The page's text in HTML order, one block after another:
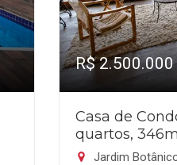
R$ 2.500.000
Casa de
quartos,
Jardim